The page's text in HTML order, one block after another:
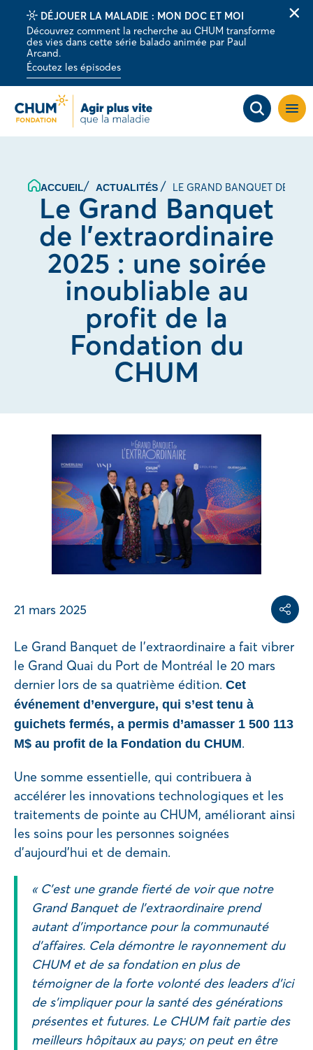
DÉJOUER LA MALADIE : MON DOC ET MOI
Découvrez comment la recherche au CHUM transforme
des vies dans cette série balado animée par Paul
Arcand.
Écoutez les épisodes
la
ACCUEIL ACTUALITÉS LE GRAND BANQUET DE
Le Grand Banquet
de l’extraordinaire
2025 : une soirée
inoubliable au
profit de la
Fondation du
CHUM
21 mars 2025
Le Grand Banquet de l’extraordinaire a fait vibrer
le Grand Quai du Port de Montréal le 20 mars
dernier lors de sa quatrième édition. Cet
événement d’envergure, qui s’est tenu à
guichets fermés, a permis d’amasser 1 500 113
M$ au profit de la Fondation du CHUM.
Une somme essentielle, qui contribuera à
accélérer les innovations technologiques et les
traitements de pointe au CHUM, améliorant ainsi
les soins pour les personnes soignées
d’aujourd’hui et de demain.
« C’est une grande fierté de voir que notre
Grand Banquet de l’extraordinaire prend
autant d’importance pour la communauté
d’affaires. Cela démontre le rayonnement du
CHUM et de sa fondation en plus de
témoigner de la forte volonté des leaders d’ici
de s’impliquer pour la santé des générations
présentes et futures. Le CHUM fait partie des
meilleurs hôpitaux au pays; on peut en être